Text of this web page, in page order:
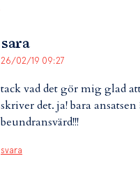
sara
26/02/19 09:27
tack vad det gör mig glad
skriver det. ja! bara ansatsen
beundransvärd!!!
svara